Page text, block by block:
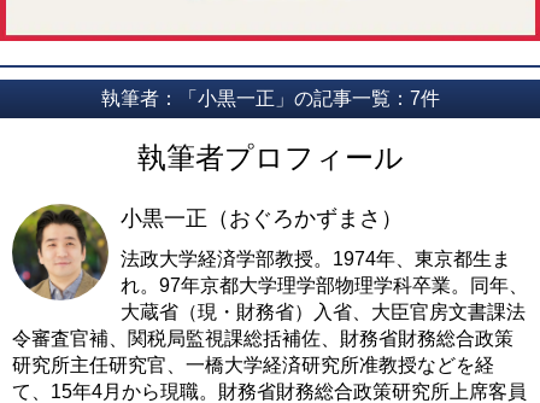
執筆者：「小黒一正」の記事一覧：7件
執筆者プロフィール
小黒一正（おぐろかずまさ）
法政大学経済学部教授。1974年、東京都生ま
れ。97年京都大学理学部物理学科卒業。同年、
大蔵省（現・財務省）入省、大臣官房文書課法
令審査官補、関税局監視課総括補佐、財務省財務総合政策
研究所主任研究官、一橋大学経済研究所准教授などを経
て、15年4月から現職。財務省財務総合政策研究所上席客員